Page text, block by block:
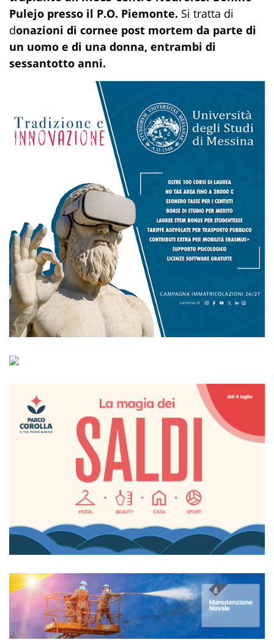
Pulejo presso il P.O. Piemonte. Si tratta di
donazioni di cornee post mortem da parte di
un uomo e di una donna, entrambi di
sessantotto anni.